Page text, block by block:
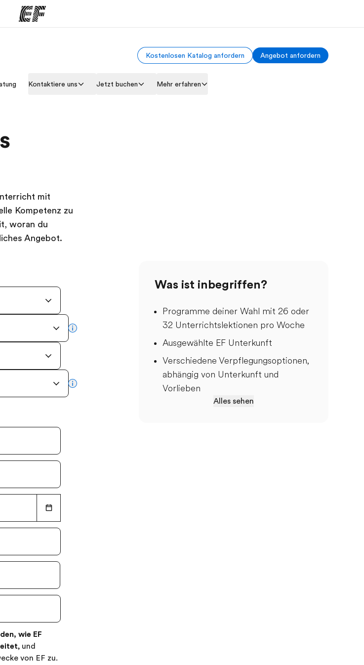
Büros in der Nähe Wer wir sind
Kostenlosen Katalog anfordern Angebot anfordern
Kontaktiere uns Jetzt buchen Mehr erfahren
mit
Kompetenz zu
woran du
Angebot.
more info
more info
wie EF
, und
von EF zu.
Was ist inbegriffen?
Programme deiner Wahl mit 26 oder
32 Unterrichtslektionen pro Woche
Ausgewählte EF Unterkunft
Verschiedene Verpflegungsoptionen,
abhängig von Unterkunft und
Vorlieben
Alles sehen